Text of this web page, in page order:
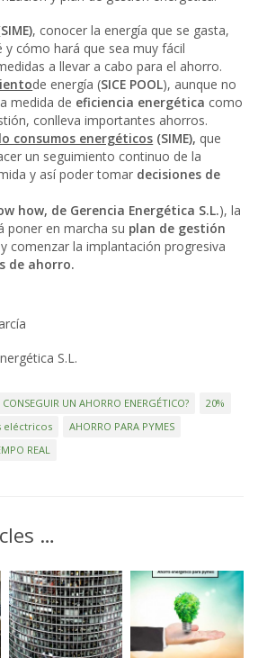
), conocer la energía que se gasta,
y cómo hará que sea muy fácil
a llevar a cabo para el ahorro.
de energía (SICE POOL), aunque no
medida de eficiencia energética como
conlleva importantes ahorros.
consumos energéticos (SIME),que
un seguimiento continuo de la
y así poder tomar decisiones de
how, de Gerencia Energética S.L.), la
poner en marcha su plan de gestión
y comenzar la implantación progresiva
de ahorro.
S.L.
CONSEGUIR UN AHORRO ENERGÉTICO?
20%
eléctricos
AHORRO PARA PYMES
REAL
…